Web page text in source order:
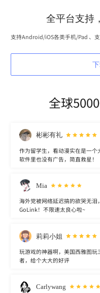
全平台支持
支持Android/iOS各类手机/Pad 、
全球
彬彬有礼
作为留学生，看动漫实在是一个
软件里也没有广告，简直救星！
Mia
海外党被网络延迟搞的欲哭无
GoLink！不限速太良心啦~
莉莉小姐
玩游戏的神器啊，美国西雅图
者，给个大大的好评
Carlywang